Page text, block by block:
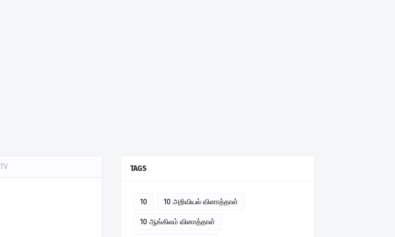
TAGS
10 10 அறிவியல் வினாத்தாள்
10 ஆங்கிலம் வினாத்தாள்